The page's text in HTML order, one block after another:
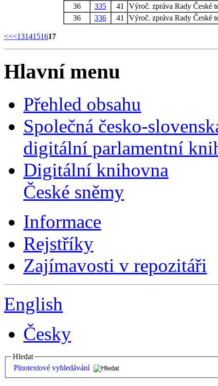
36
335 41
Výroč. zpráva Rady České
36
336 41 Výroč. zpráva Rady České
<<<1314151617
Hlavní menu
Přehled obsahu
Společná česko-
digitální parlamentní
Digitální knihovna
České sněmy
Informace
Rejstříky
Zajímavosti v repozitáři
English
Česky
Hledat
Plnotextové vyhledávání